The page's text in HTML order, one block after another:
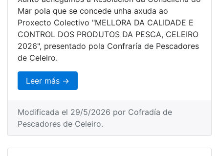
Mar pola que se concede unha axuda ao
Proxecto Colectivo "MELLORA DA CALIDADE E
CONTROL DOS PRODUTOS DA PESCA, CELEIRO
2026", presentado pola Confraría de Pescadores
de Celeiro.
Leer más →
Modificada el 29/5/2026 por Cofradía de
Pescadores de Celeiro.